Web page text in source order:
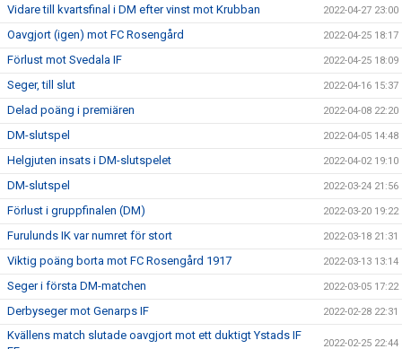
Vidare till kvartsfinal i DM efter vinst mot Krubban 2022-04-27 23:00
Oavgjort (igen) mot FC Rosengård 2022-04-25 18:17
Förlust mot Svedala IF 2022-04-25 18:09
Seger, till slut 2022-04-16 15:37
Delad poäng i premiären 2022-04-08 22:20
DM-slutspel 2022-04-05 14:48
Helgjuten insats i DM-slutspelet 2022-04-02 19:10
DM-slutspel 2022-03-24 21:56
Förlust i gruppfinalen (DM) 2022-03-20 19:22
Furulunds IK var numret för stort 2022-03-18 21:31
Viktig poäng borta mot FC Rosengård 1917 2022-03-13 13:14
Seger i första DM-matchen 2022-03-05 17:22
Derbyseger mot Genarps IF 2022-02-28 22:31
Kvällens match slutade oavgjort mot ett duktigt Ystads IF
2022-02-25 22:44